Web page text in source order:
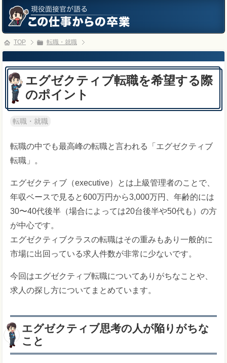
TOP 転職・就職
エグゼクティブ転職を希望する際
のポイント
転職・就職
転職の中でも最高峰の転職と言われる「エグゼクティブ
転職」。
エグゼクティブ（executive）とは上級管理者のことで、
年収ベースで見ると600万円から3,000万円、年齢的には
30〜40代後半（場合によっては20台後半や50代も）の方
が中心です。
エグゼクティブクラスの転職はその重みもあり一般的に
市場に出回っている求人件数が非常に少ないです。
今回はエグゼクティブ転職についてありがちなことや、
求人の探し方についてまとめています。
エグゼクティブ思考の人が陥りがちな
こと